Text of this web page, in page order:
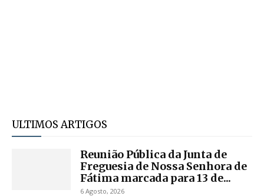
ULTIMOS ARTIGOS
Reunião Pública da Junta de
Freguesia de Nossa Senhora de
Fátima marcada para 13 de...
6 Agosto, 2026